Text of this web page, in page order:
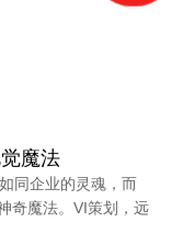
魔法
同企业的灵魂，而
奇魔法。VI策划，远